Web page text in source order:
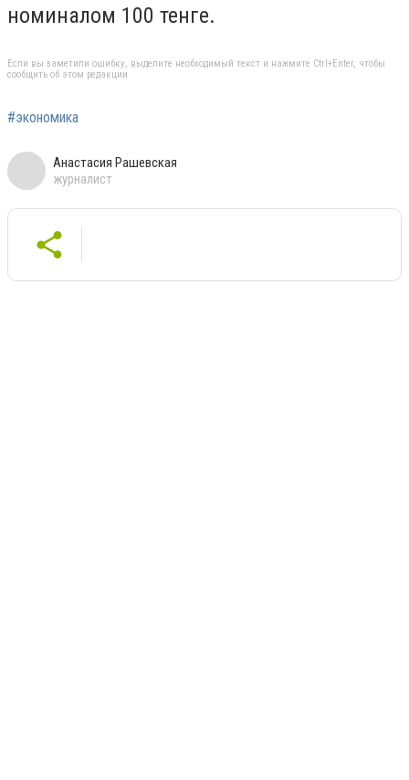
номиналом 100 тенге.
Если вы заметили ошибку, выделите необходимый текст и нажмите Ctrl+Enter, чтобы
сообщить об этом редакции
#экономика
Анастасия Рашевская
журналист